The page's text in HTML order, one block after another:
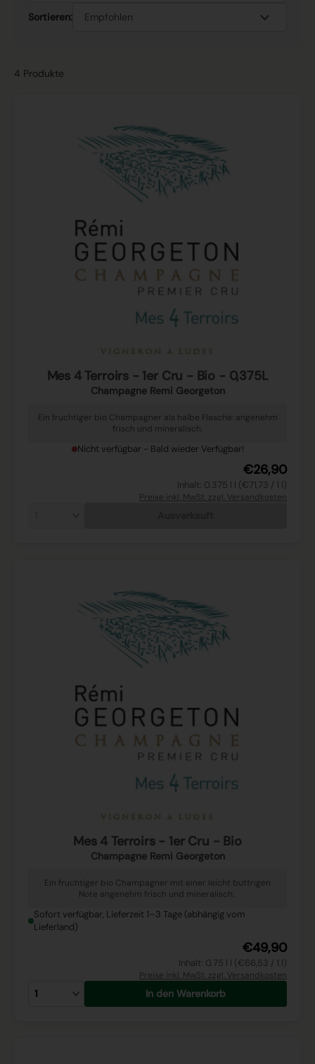
Sortieren:
4 Produkte
Mes 4 Terroirs - 1er Cru - Bio - 0,375L
Champagne Remi Georgeton
Ein fruchtiger bio Champagner als halbe Flasche: angenehm
frisch und mineralisch.
Nicht verfügbar - Bald wieder Verfügbar!
€26,90
Inhalt: 0.375 l l (€71,73 / 1 l)
Preise inkl. MwSt. zzgl. Versandkosten
Mes 4 Terroirs - 1er Cru - Bio
Champagne Remi Georgeton
Ein fruchtiger bio Champagner mit einer leicht buttrigen
Note angenehm frisch und mineralisch.
Sofort verfügbar, Lieferzeit 1–3 Tage (abhängig vom
Lieferland)
€49,90
Inhalt: 0.75 l l (€66,53 / 1 l)
Preise inkl. MwSt. zzgl. Versandkosten
In den Warenkorb